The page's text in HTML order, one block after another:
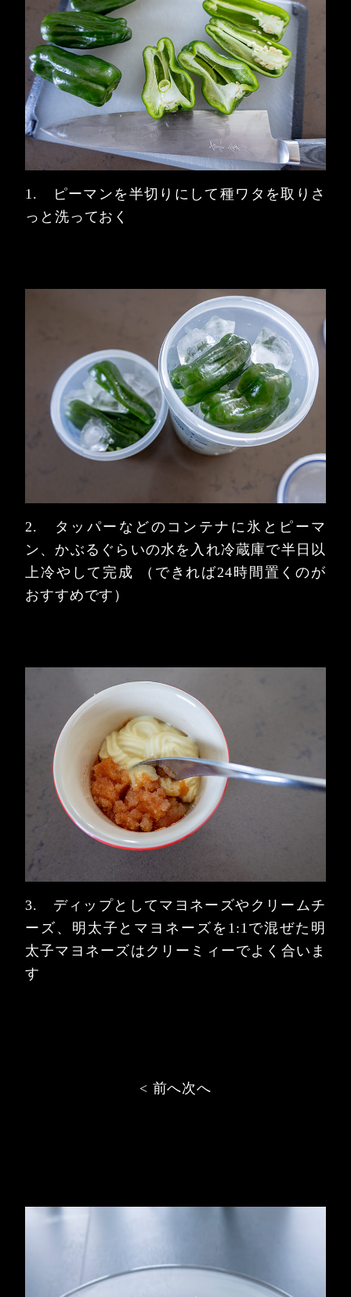
1. ピーマンを半切りにして種ワタを取りさ
っと洗っておく
2. タッパーなどのコンテナに氷とピーマ
ン、かぶるぐらいの水を入れ冷蔵庫で半日以
上冷やして完成 （できれば24時間置くのが
おすすめです）
3. ディップとしてマヨネーズやクリームチ
ーズ、明太子とマヨネーズを1:1で混ぜた明
太子マヨネーズはクリーミィーでよく合いま
す
< 前へ次へ